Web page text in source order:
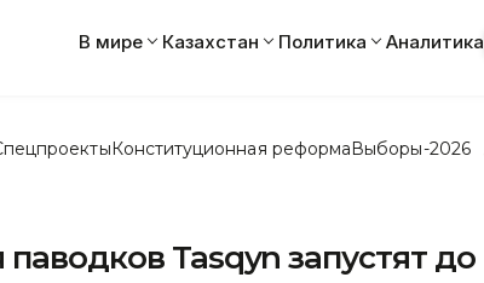
В мире Казахстан Политика Аналитика
Конституционная реформаВыборы-2026
Tasqyn запустят до